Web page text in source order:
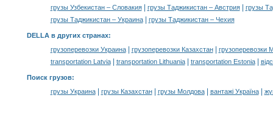
грузы Узбекистан – Словакия| грузы Таджикистан – Австрия|
грузы
грузы Таджикистан – Украина| грузы Таджикистан – Чехия
DELLA в других странах:
грузоперевозки Украина| грузоперевозки Казахстан|
грузоперевозки
transportation Latvia| transportation Lithuania| transportation Estonia|
Поиск грузов:
грузы Украина| грузы Казахстан| грузы Молдова| вантажі Україна|